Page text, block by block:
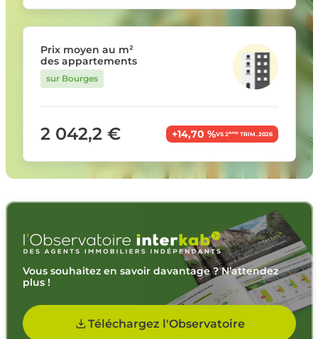
Prix moyen au m²
des appartements
sur Bourges
2 042,2 € +14,70 %VS 2èmeTRIM. 2026
Vous souhaitez en savoir davantage ? N’attendez
plus !
Téléchargez l'Observatoire